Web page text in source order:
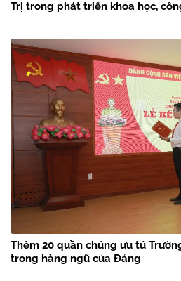
Trị trong phát triển khoa học,
Thêm 20 quần chúng ưu tú
trong hàng ngũ của Đảng